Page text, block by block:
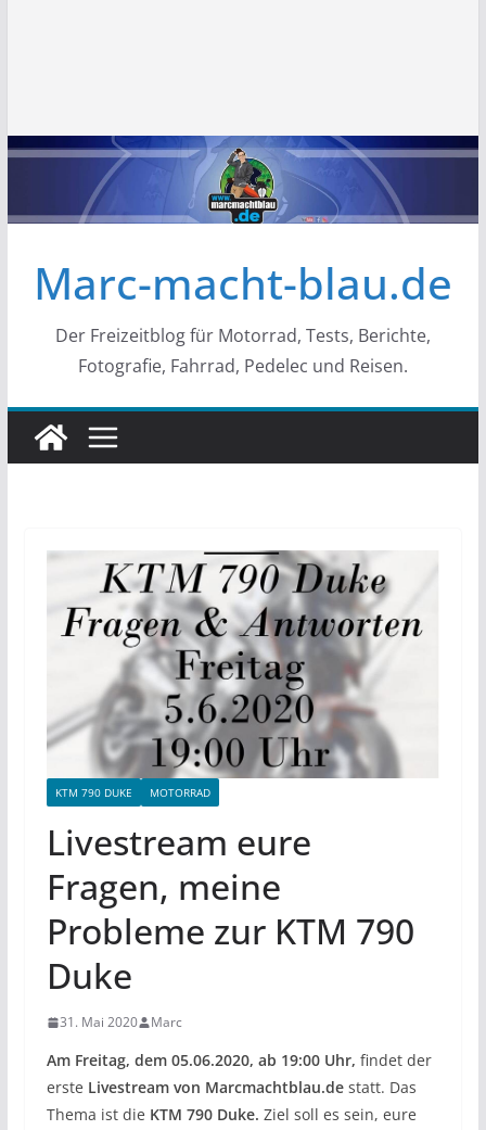
Marc-macht-blau.de
Der Freizeitblog für Motorrad, Tests, Berichte,
Fotografie, Fahrrad, Pedelec und Reisen.
KTM 790 DUKE MOTORRAD
Livestream eure
Fragen, meine
Probleme zur KTM 790
Duke
31. Mai 2020 Marc
Am Freitag, dem 05.06.2020, ab 19:00 Uhr, findet der
erste Livestream von Marcmachtblau.destatt. Das
Thema ist die KTM 790 Duke. Ziel soll es sein, eure